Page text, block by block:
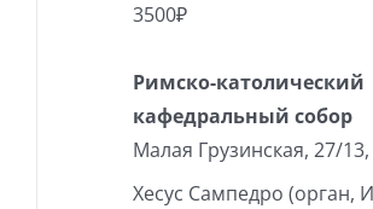
3500₽
Римско-католический
кафедральный собор
Малая Грузинская, 27/
Хесус Сампедро (орган,